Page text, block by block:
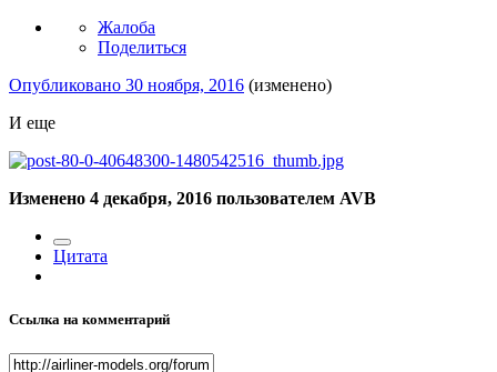
Жалоба
Поделиться
Опубликовано 30 ноября, 2016 (изменено)
И еще
Изменено 4 декабря, 2016 пользователем AVB
Цитата
Ссылка на комментарий